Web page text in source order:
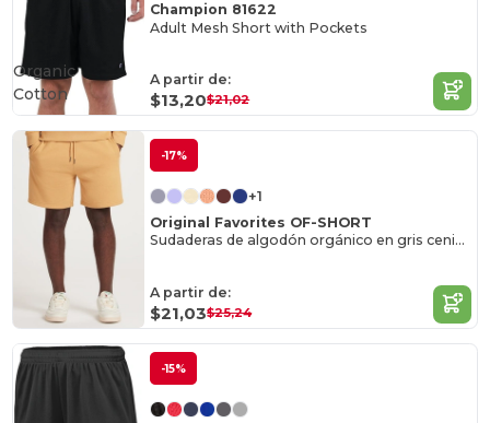
Champion 81622
Adult Mesh Short with Pockets
A partir de:
$13,20$21,02
Organic
Cotton
-17%
+1
Original Favorites OF-SHORT
Sudaderas de algodón orgánico en gris ceniza
A partir de:
$21,03$25,24
-15%